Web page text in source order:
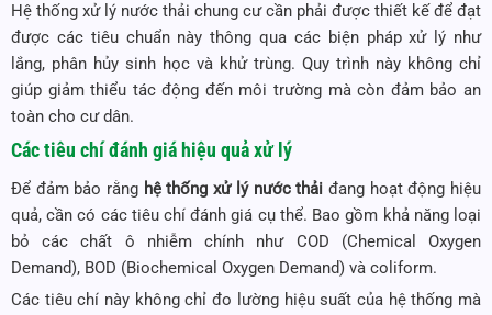
Hệ thống xử lý nước thải chung cư cần phải được thiết kế để đạt
được các tiêu chuẩn này thông qua các biện pháp xử lý như
lắng, phân hủy sinh học và khử trùng. Quy trình này không chỉ
giúp giảm thiểu tác động đến môi trường mà còn đảm bảo an
toàn cho cư dân.
Các tiêu chí đánh giá hiệu quả xử lý
Để đảm bảo rằng hệ thống xử lý nước thải đang hoạt động hiệu
quả, cần có các tiêu chí đánh giá cụ thể. Bao gồm khả năng loại
bỏ các chất ô nhiễm chính như COD (Chemical Oxygen
Demand), BOD (Biochemical Oxygen Demand) và coliform.
Các tiêu chí này không chỉ đo lường hiệu suất của hệ thống mà